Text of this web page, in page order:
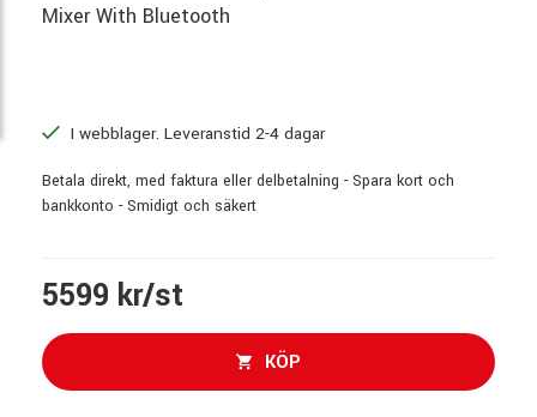
Mixer With Bluetooth
I webblager. Leveranstid 2-4 dagar
Betala direkt, med faktura eller delbetalning - Spara kort och
bankkonto - Smidigt och säkert
5599 kr/st
KÖP